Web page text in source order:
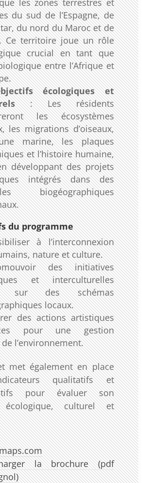
du sud de l’Espagne, de
du nord du Maroc et de
Ce territoire joue un rôle
crucial en tant que
entre l’Afrique et
écologiques et
: Les résidents
les écosystèmes
les migrations d’oiseaux,
marine, les plaques
et l’histoire humaine,
développant des projets
intégrés dans des
biogéographiques
du programme
à l’interconnexion
nature et culture.
des initiatives
et interculturelles
sur des schémas
locaux.
des actions artistiques
pour une gestion
l’environnement.
met également en place
qualitatifs et
pour évaluer son
écologique, culturel et
la brochure (pdf